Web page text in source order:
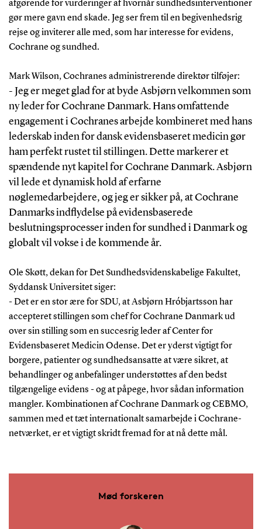
afgørende for vurderinger af hvornår sundhedsinterventioner
gør mere gavn end skade. Jeg ser frem til en begivenhedsrig
rejse og inviterer alle med, som har interesse for evidens,
Cochrane og sundhed.
Mark Wilson, Cochranes administrerende direktør tilføjer:
- Jeg er meget glad for at byde Asbjørn velkommen som
ny leder for Cochrane Danmark. Hans omfattende
engagement i Cochranes arbejde kombineret med hans
lederskab inden for dansk evidensbaseret medicin gør
ham perfekt rustet til stillingen. Dette markerer et
spændende nyt kapitel for Cochrane Danmark. Asbjørn
vil lede et dynamisk hold af erfarne
nøglemedarbejdere, og jeg er sikker på, at Cochrane
Danmarks indflydelse på evidensbaserede
beslutningsprocesser inden for sundhed i Danmark og
globalt vil vokse i de kommende år.
Ole Skøtt, dekan for Det Sundhedsvidenskabelige Fakultet,
Syddansk Universitet siger:
- Det er en stor ære for SDU, at Asbjørn Hróbjartsson har
accepteret stillingen som chef for Cochrane Danmark ud
over sin stilling som en succesrig leder af Center for
Evidensbaseret Medicin Odense. Det er yderst vigtigt for
borgere, patienter og sundhedsansatte at være sikret, at
behandlinger og anbefalinger understøttes af den bedst
tilgængelige evidens - og at påpege, hvor sådan information
mangler. Kombinationen af Cochrane Danmark og CEBMO,
sammen med et tæt internationalt samarbejde i Cochrane-
netværket, er et vigtigt skridt fremad for at nå dette mål.
Mød forskeren